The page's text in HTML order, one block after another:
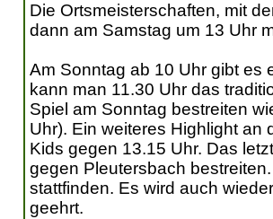
Die Ortsmeisterschaften, mit
dann am Samstag um 13 Uhr
Am Sonntag ab 10 Uhr gibt es
kann man 11.30 Uhr das
Spiel am Sonntag bestreiten
Uhr). Ein weiteres Highlight an
Kids gegen 13.15 Uhr. Das
gegen Pleutersbach
stattfinden. Es wird auch
geehrt.